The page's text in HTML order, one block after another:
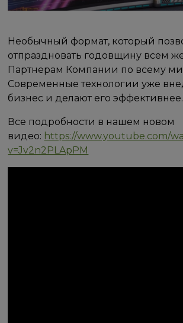
Необычный формат, который
отпраздновать годовщину всем
Партнерам Компании по всему
Современные технологии уже
бизнес и делают его эффективнее.
Все подробности в нашем новом
видео: https://www.youtube.com/
v=Jv2n2PLApPM